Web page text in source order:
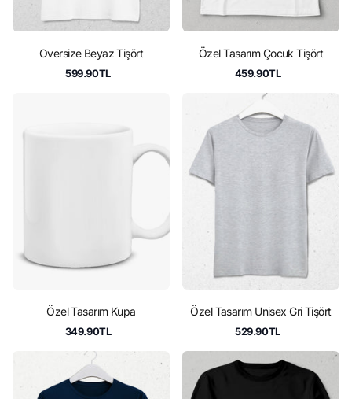
Oversize Beyaz Tişört
599.90TL
Özel Tasarım Çocuk Tişört
459.90TL
Özel Tasarım Kupa
349.90TL
Özel Tasarım Unisex Gri Tişört
529.90TL